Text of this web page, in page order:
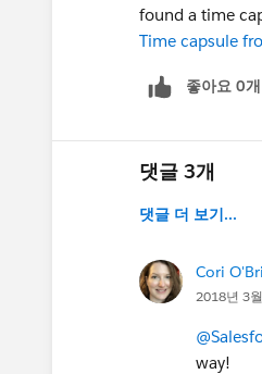
found a time
Time capsule
좋아요 0개
댓글 3개
댓글 더 보기...
Cori
2018년 3
way!